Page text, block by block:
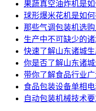
果蔬真空油炸机是
球形爆米花机是如
那些气调包装机选
生产中不可缺少的
快速了解山东诸城
你是否了解山东诸
带你了解食品行业
食品包装设备单相
自动包装机械技术